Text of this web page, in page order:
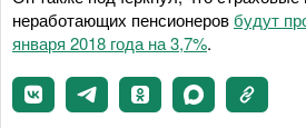
неработающих пенсионеровбудут
января 2018 года на 3,7%.